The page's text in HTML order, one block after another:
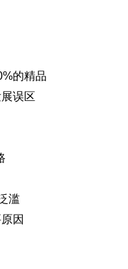
的精品
误区
滥
因